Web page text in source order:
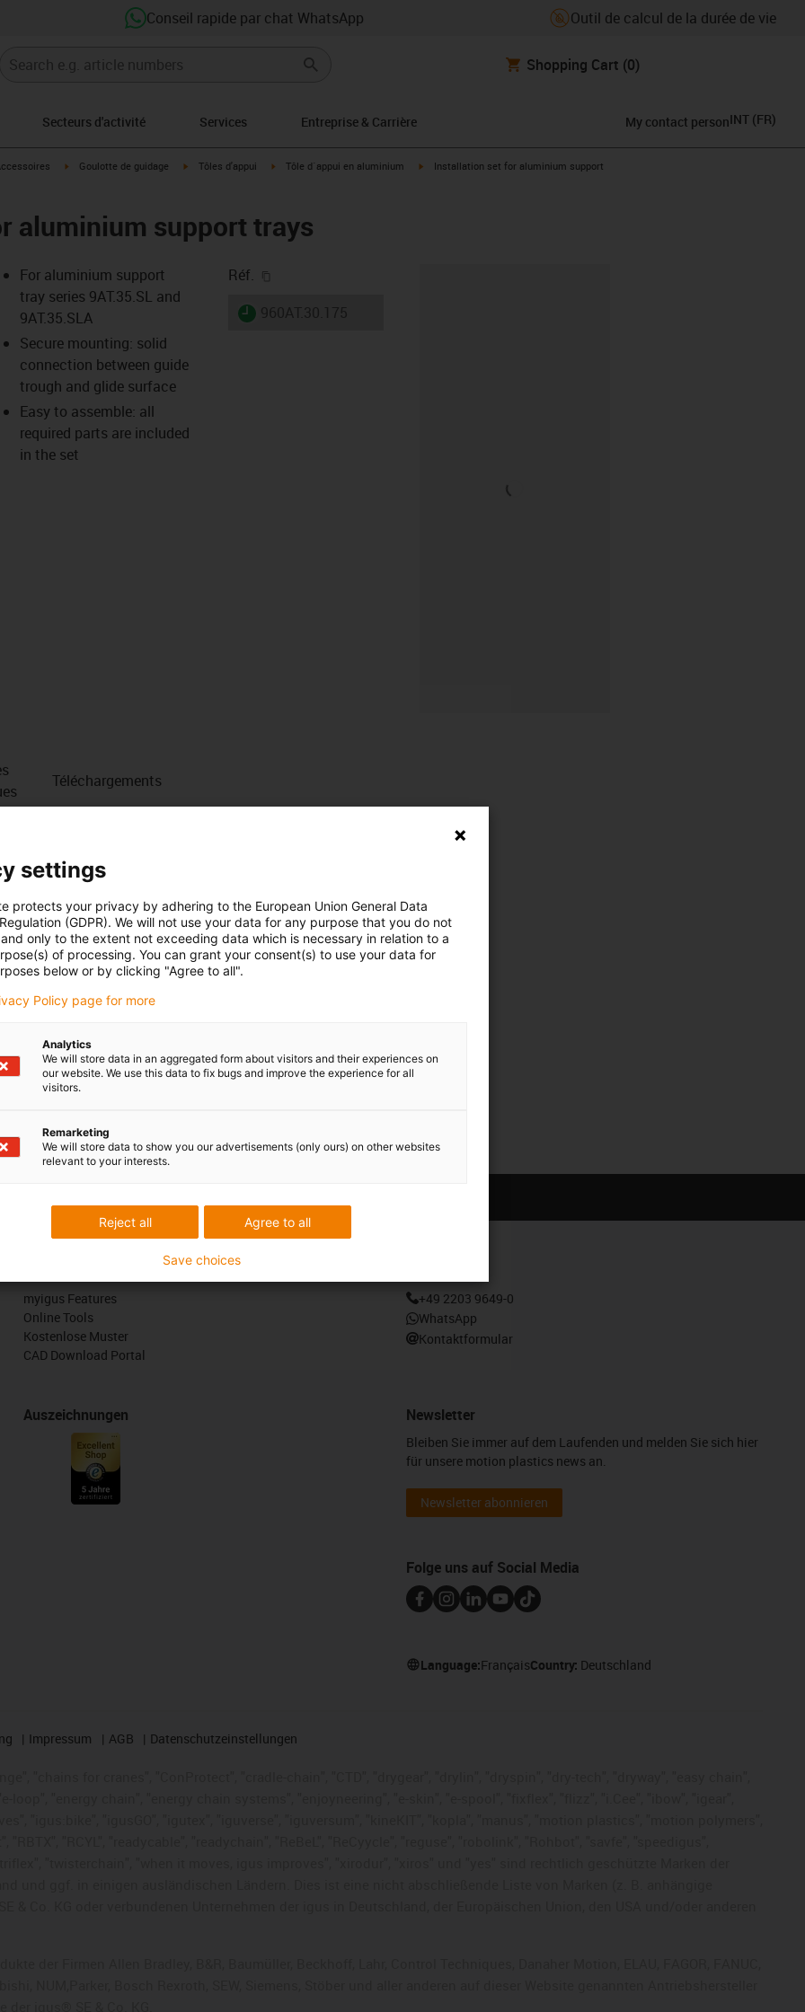
Conseil rapide par chat WhatsApp Outil de calcul de la durée de vie
Shopping Cart (0)
Secteurs d'activité Services Entreprise & Carrière My contact personINT (FR)
icon-arrow-right igus-icon-arrow-right
Goulotte de guidage igus-icon-arrow-right
Tôles d'appui igus-icon-arrow-right
Tôle d´appui en aluminium igus-icon-arrow-right
Installation set for aluminium support
aluminium support trays
icon-lupe
icon-lupe
For aluminium support
tray series 9AT.35.SL and
9AT.35.SLA
Secure mounting: solid
connection between guide
trough and glide surface
Easy to assemble: all
required parts are included
in the set
Réf.
igus-icon-lieferzeit
Téléchargements
securely mounting the aluminium support tray. This
required for the strong and exact installation of the
myigus Features
Online Tools
Kostenlose Muster
CAD Download Portal
Auszeichnungen
+49 2203 9649-0
WhatsApp
Kontaktformular
Newsletter
Bleiben Sie immer auf dem Laufenden und melden Sie sich hier
für unsere motion plastics news an.
Newsletter abonnieren
Folge uns auf Social Media
Language:FrançaisCountry: Deutschland
Impressum AGB Datenschutzeinstellungen
settings
protects your privacy by adhering to the European Union General Data
(GDPR). We will not use your data for any purpose that you do not
only to the extent not exceeding data which is necessary in relation to a
of processing. You can grant your consent(s) to use your data for
below or by clicking "Agree to all".
Policy page for more
Analytics
We will store data in an aggregated form about visitors and their experiences on
our website. We use this data to fix bugs and improve the experience for all
visitors.
Remarketing
We will store data to show you our advertisements (only ours) on other websites
relevant to your interests.
Agree to all
Reject all
Save choices